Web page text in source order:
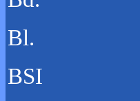
Bl.
BSI